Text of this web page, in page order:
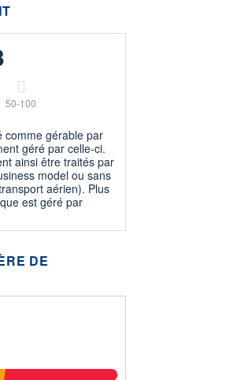
50-100
comme gérable par
géré par celle-ci.
ainsi être traités par
model ou sans
aérien). Plus
est géré par
DE